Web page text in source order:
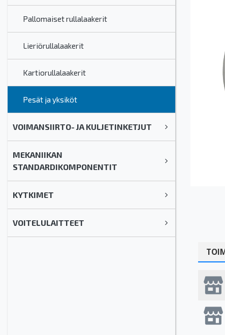
Pallomaiset rullalaakerit
Lieriörullalaakerit
Kartiorullalaakerit
Pesät ja yksiköt
VOIMANSIIRTO- JA KULJETINKETJUT
MEKANIIKAN
STANDARDIKOMPONENTIT
KYTKIMET
VOITELULAITTEET